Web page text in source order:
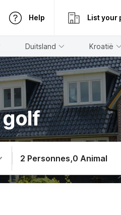
Help List your
Duitsland Kroatië
2 Personnes,0 Animal